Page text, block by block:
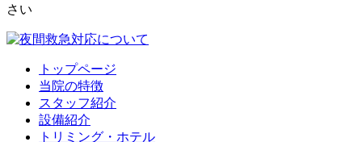
さい
トップページ
当院の特徴
スタッフ紹介
設備紹介
トリミング・ホテル